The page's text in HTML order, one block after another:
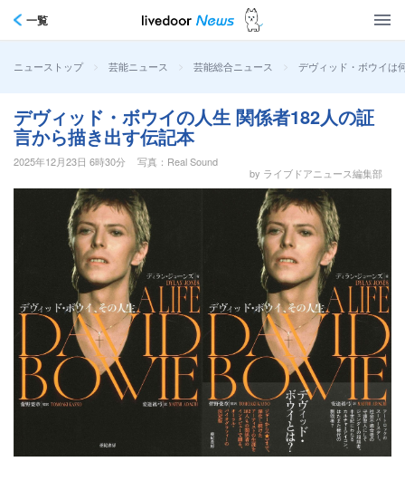
一覧
ニューストップ > 芸能ニュース > 芸能総合ニュース > デヴィッド・ボウイは
デヴィッド・ボウイの人生 関係者182人の証
言から描き出す伝記本
2025年12月23日 6時30分
写真：Real Sound
by ライブドアニュース編集部